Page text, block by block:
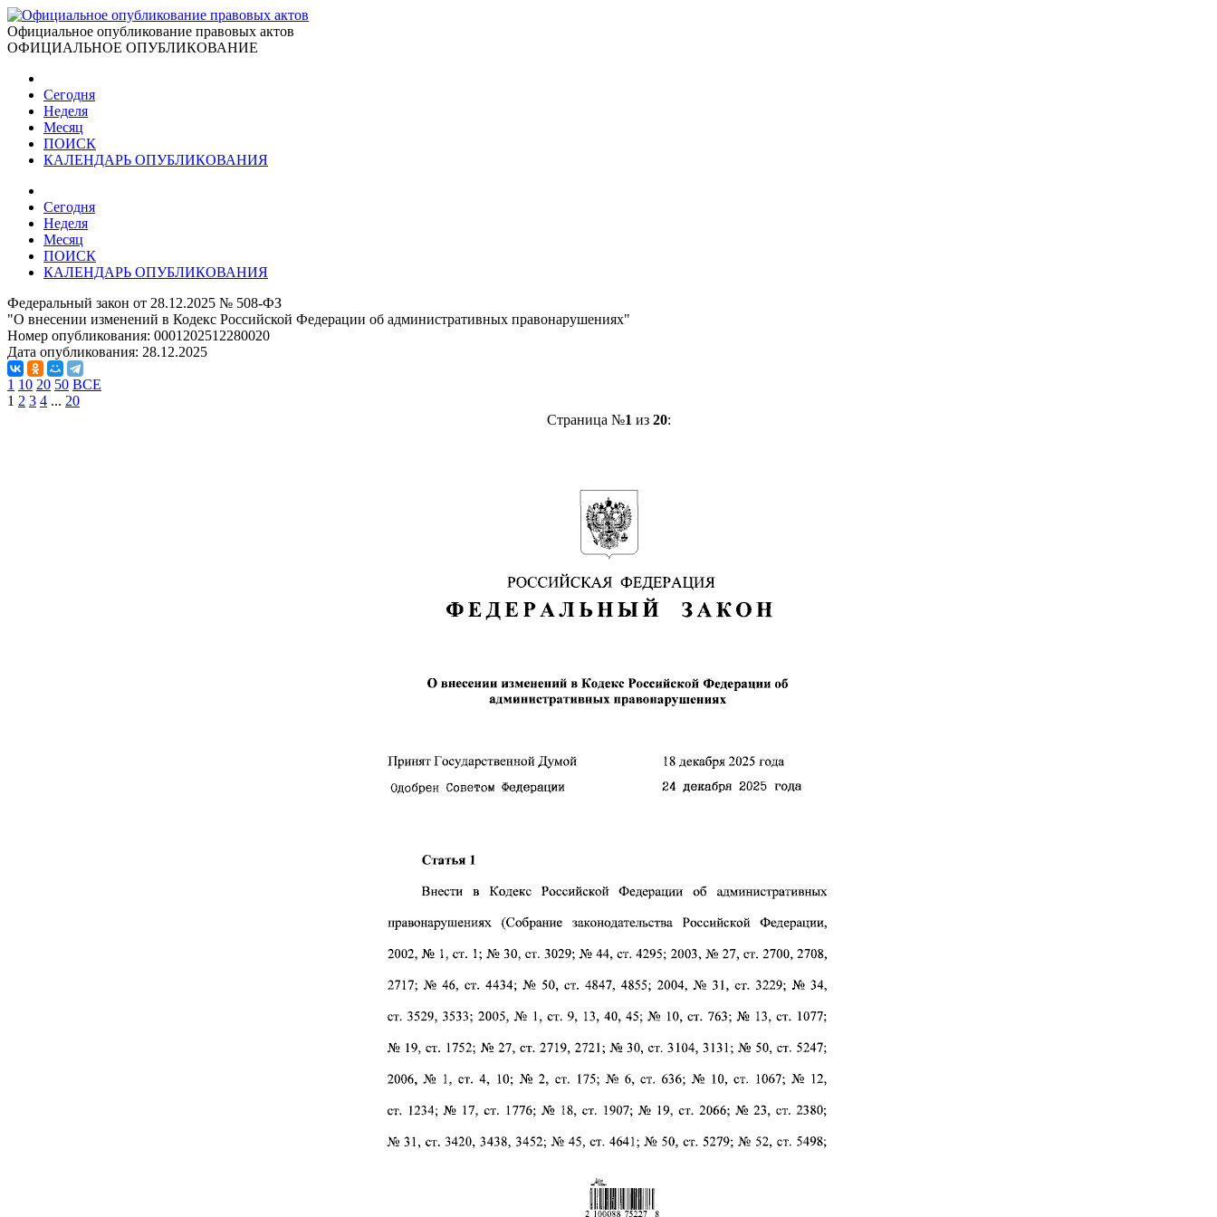
Официальное опубликование правовых актов
ОФИЦИАЛЬНОЕ ОПУБЛИКОВАНИЕ
Сегодня
Неделя
Месяц
ПОИСК
КАЛЕНДАРЬ ОПУБЛИКОВАНИЯ
Сегодня
Неделя
Месяц
ПОИСК
КАЛЕНДАРЬ ОПУБЛИКОВАНИЯ
Федеральный закон от 28.12.2025 № 508-ФЗ
"О внесении изменений в Кодекс Российской Федерации об административных правонарушениях"
Номер опубликования: 0001202512280020
Дата опубликования: 28.12.2025
1 10 20 50 ВСЕ
1 2 3 4 ... 20
Страница №1 из 20: